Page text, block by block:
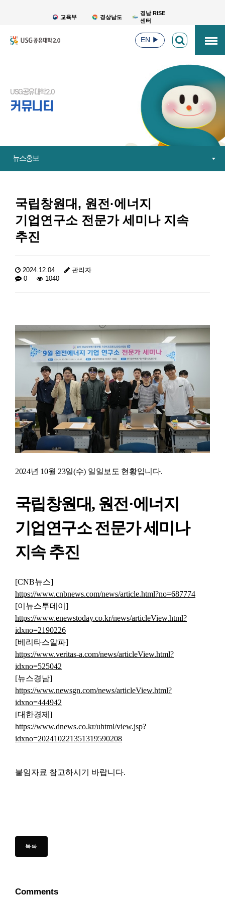
교육부 경상남도
경남 RISE
센터
EN ▶
USG공유대학2.0
커뮤니티
뉴스홍보
국립창원대, 원전·에너지
기업연구소 전문가 세미나 지속
추진
2024.12.04
관리자
0
1040
2024년 10월 23일(수) 일일보도 현황입니다.
국립창원대, 원전·에너지
기업연구소 전문가 세미나
지속 추진
[CNB뉴스]
https://www.cnbnews.com/news/article.html?no=687774
[이뉴스투데이 ]
https://www.enewstoday.co.kr/news/articleView.html?
idxno=2190226
[베리타스알파]
https://www.veritas-a.com/news/articleView.html?
idxno=525042
[뉴스경남]
https://www.newsgn.com/news/articleView.html?
idxno=444942
[대한경제 ]
https://www.dnews.co.kr/uhtml/view.jsp?
idxno=202410221351319590208
붙임자료 참고하시기 바랍니다.
Comments